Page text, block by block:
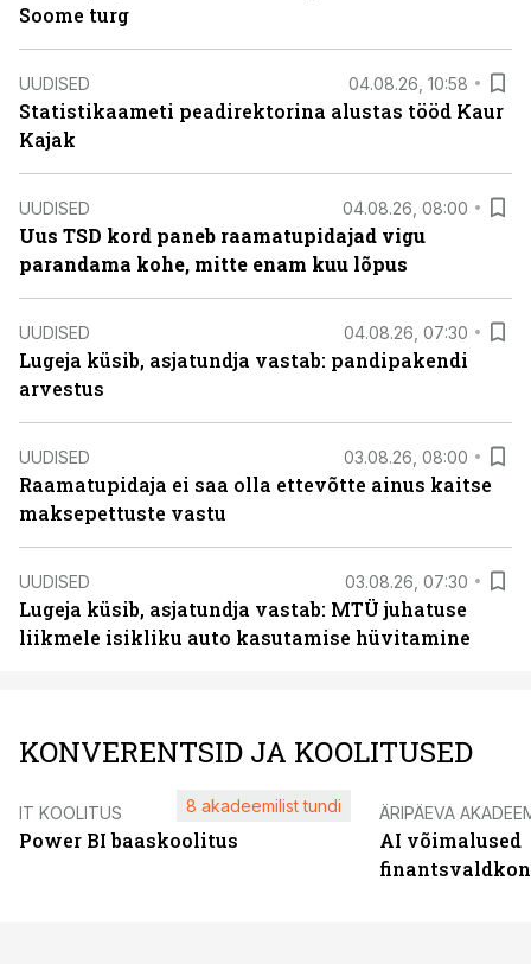
Soome turg
UUDISED 04.08.26, 10:58
Statistikaameti peadirektorina alustas tööd Kaur
Kajak
UUDISED 04.08.26, 08:00
Uus TSD kord paneb raamatupidajad vigu
parandama kohe, mitte enam kuu lõpus
UUDISED 04.08.26, 07:30
Lugeja küsib, asjatundja vastab: pandipakendi
arvestus
UUDISED 03.08.26, 08:00
Raamatupidaja ei saa olla ettevõtte ainus kaitse
maksepettuste vastu
UUDISED 03.08.26, 07:30
Lugeja küsib, asjatundja vastab: MTÜ juhatuse
liikmele isikliku auto kasutamise hüvitamine
KONVERENTSID JA KOOLITUSED
IT KOOLITUS
Power BI baaskoolitus
8 akadeemilist tundi ÄRIPÄEVA
AI võimalused